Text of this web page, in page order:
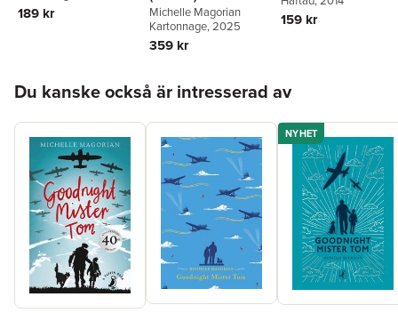
189 kr
Michelle Magorian
Kartonnage, 2025
359 kr
159 kr
Du kanske också är intresserad av
NYHET